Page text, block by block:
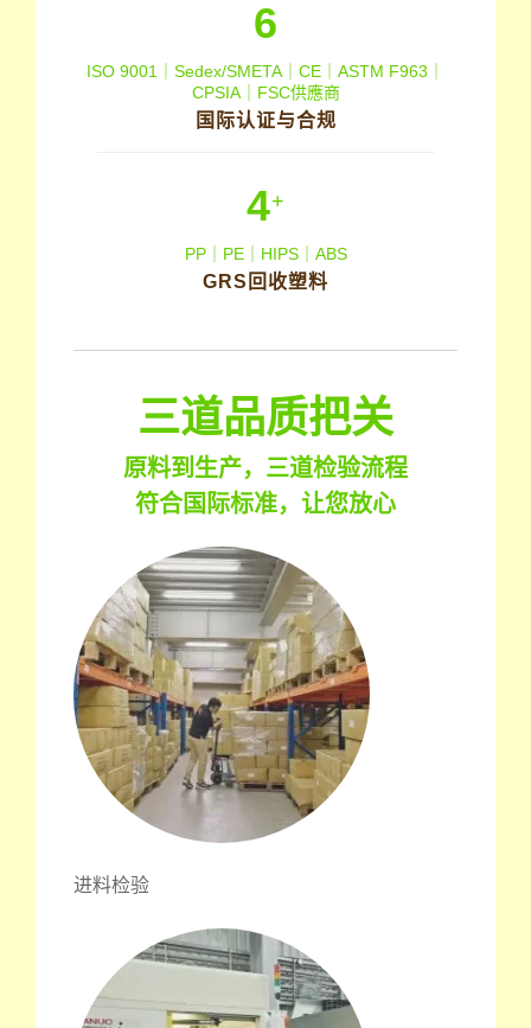
6
ISO 9001｜Sedex/SMETA｜CE｜ASTM F963｜
CPSIA｜FSC供應商
国际认证与合规
4+
PP｜PE｜HIPS｜ABS
GRS回收塑料
三道品质把关
原料到生产，三道检验流程
符合国际标准，让您放心
进料检验